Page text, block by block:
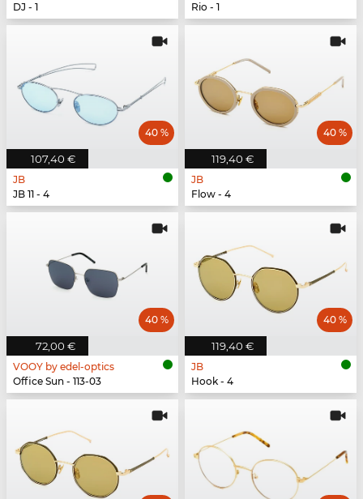
DJ - 1
Rio - 1
107,40 €
40 %
JB
JB 11 - 4
119,40 €
40 %
JB
Flow - 4
72,00 €
40 %
VOOY by edel-optics
Office Sun - 113-03
119,40 €
40 %
JB
Hook - 4